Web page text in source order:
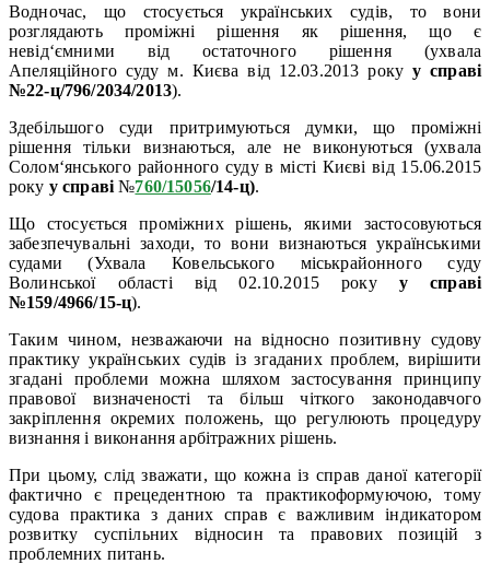
Водночас, що стосується українських судів, то вони
розглядають проміжні рішення як рішення, що є
невід‘ємними від остаточного рішення (ухвала
Апеляційного суду м. Києва від 12.03.2013 року у справі
№22-ц/796/2034/2013).
Здебільшого суди притримуються думки, що проміжні
рішення тільки визнаються, але не виконуються (ухвала
Солом‘янського районного суду в місті Києві від 15.06.2015
року у справі№760/15056/14-ц).
Що стосується проміжних рішень, якими застосовуються
забезпечувальні заходи, то вони визнаються українськими
судами (Ухвала Ковельського міськрайонного суду
Волинської області від 02.10.2015 року у справі
№159/4966/15-ц).
Таким чином, незважаючи на відносно позитивну судову
практику українських судів із згаданих проблем, вирішити
згадані проблеми можна шляхом застосування принципу
правової визначеності та більш чіткого законодавчого
закріплення окремих положень, що регулюють процедуру
визнання і виконання арбітражних рішень.
При цьому, слід зважати, що кожна із справ даної категорії
фактично є прецедентною та практикоформуючою, тому
судова практика з даних справ є важливим індикатором
розвитку суспільних відносин та правових позицій з
проблемних питань.